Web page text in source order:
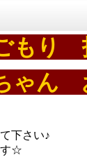
もり
ゃん
下さい♪
す☆